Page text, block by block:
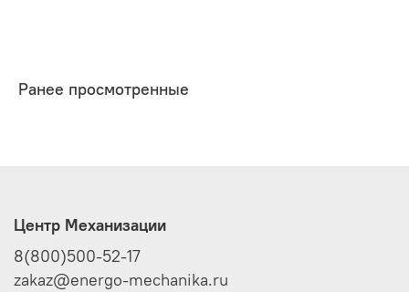
Ранее просмотренные
Центр Механизации
8(800)500-52-17
zakaz@energo-mechanika.ru